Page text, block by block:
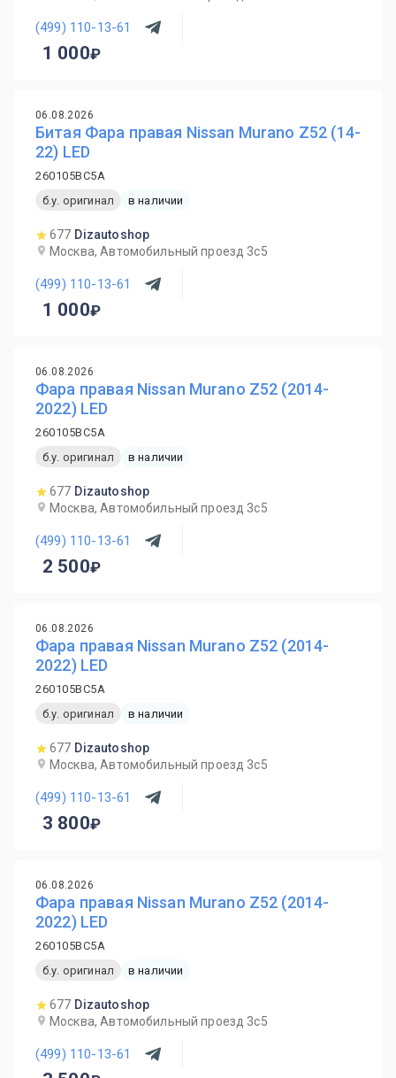
(499) 110-13-61
1 000
06.08.2026
Битая Фара правая Nissan Murano Z52 (14-
22) LED
260105BC5A
б.у. оригинал
в наличии
677 Dizautoshop
Москва, Автомобильный проезд 3с5
(499) 110-13-61
1 000
06.08.2026
Фара правая Nissan Murano Z52 (2014-
2022) LED
260105BC5A
б.у. оригинал
в наличии
677 Dizautoshop
Москва, Автомобильный проезд 3с5
(499) 110-13-61
2 500
06.08.2026
Фара правая Nissan Murano Z52 (2014-
2022) LED
260105BC5A
б.у. оригинал
в наличии
677 Dizautoshop
Москва, Автомобильный проезд 3с5
(499) 110-13-61
3 800
06.08.2026
Фара правая Nissan Murano Z52 (2014-
2022) LED
260105BC5A
б.у. оригинал
в наличии
677 Dizautoshop
Москва, Автомобильный проезд 3с5
(499) 110-13-61